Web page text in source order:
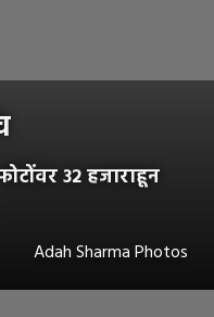
३२ हजाराहून
Adah Sharma Photos